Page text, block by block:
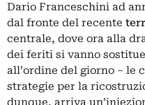
Dario Franceschini ad
dal fronte del recente
centrale, dove ora alla
dei feriti si vanno
all’ordine del giorno – le
strategie per la
dunque, arriva